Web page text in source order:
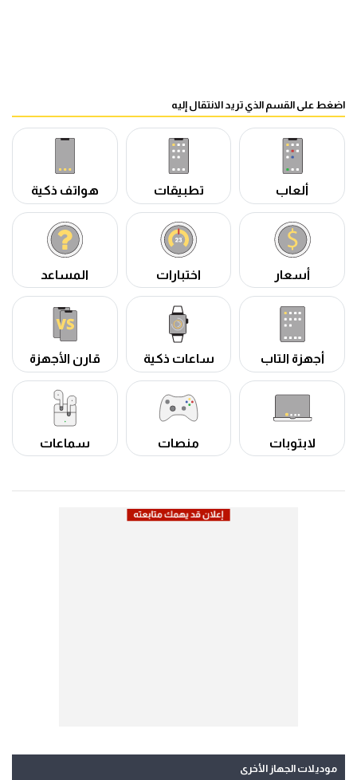
اضغط على القسم الذي تريد الانتقال إليه
ألعاب تطبيقات هواتف ذكية
أسعار اختبارات المساعد
أجهزة التاب ساعات ذكية قارن الأجهزة
لابتوبات منصات سماعات
موديلات الجهاز الأخرى